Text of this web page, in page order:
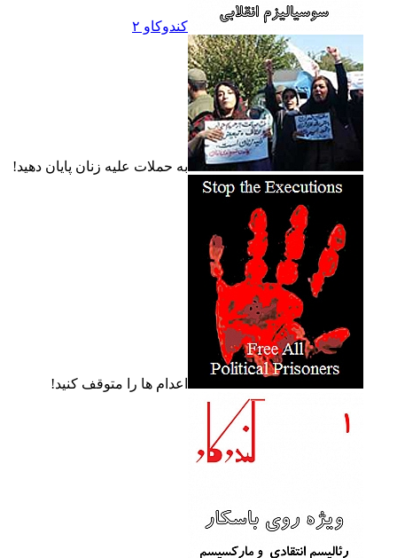
کندوکاو ۲
به حملات عليه زنان پايان دهيد!
اعدام ها را متوقف کنيد!